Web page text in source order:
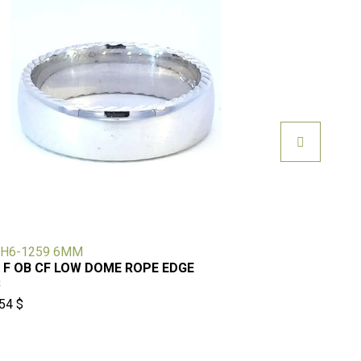
1259 6MM
OB CF LOW DOME ROPE EDGE
$